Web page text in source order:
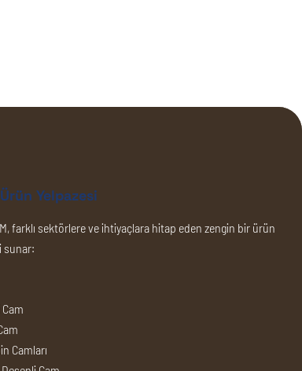
Yelpazesi
farklı sektörlere ve ihtiyaçlara hitap eden zengin bir ürün
sunar:
Camları